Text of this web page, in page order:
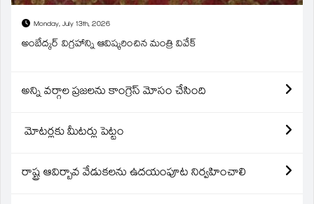
Monday, July 13th, 2026
అంబేద్కర్ విగ్రహాన్ని ఆవిష్కరించిన మంత్రి వివేక్
అన్ని వర్గాల ప్రజలను కాంగ్రెస్ మోసం చేసింది
మోటర్లకు మీటర్లు పెట్టం
రాష్ట్ర ఆవిర్బావ వేడుకలను ఉదయంపూట నిర్వహించాలి